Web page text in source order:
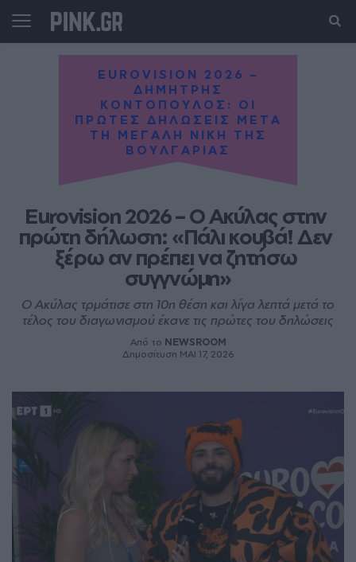
EUROVISION 2026 –
ΔΗΜΗΤΡΗΣ
ΚΟΝΤΟΠΟΥΛΟΣ: ΟΙ
ΠΡΩΤΕΣ ΔΗΛΩΣΕΙΣ ΜΕΤΑ
ΤΗ ΜΕΓΑΛΗ ΝΙΚΗ ΤΗΣ
ΒΟΥΛΓΑΡΙΑΣ
Eurovision 2026 – Ο Ακύλας στην
πρώτη δήλωση: «Πάλι κουβά! Δεν
ξέρω αν πρέπει να ζητήσω
συγγνώμη»
Ο Ακύλας τρμάτισε στη 10η θέση και λίγα λεπτά μετά το
τέλος του διαγωνισμού έκανε τις πρώτες του δηλώσεις
Από το NEWSROOM
Δημοσίευση ΜΑΙ 17, 2026